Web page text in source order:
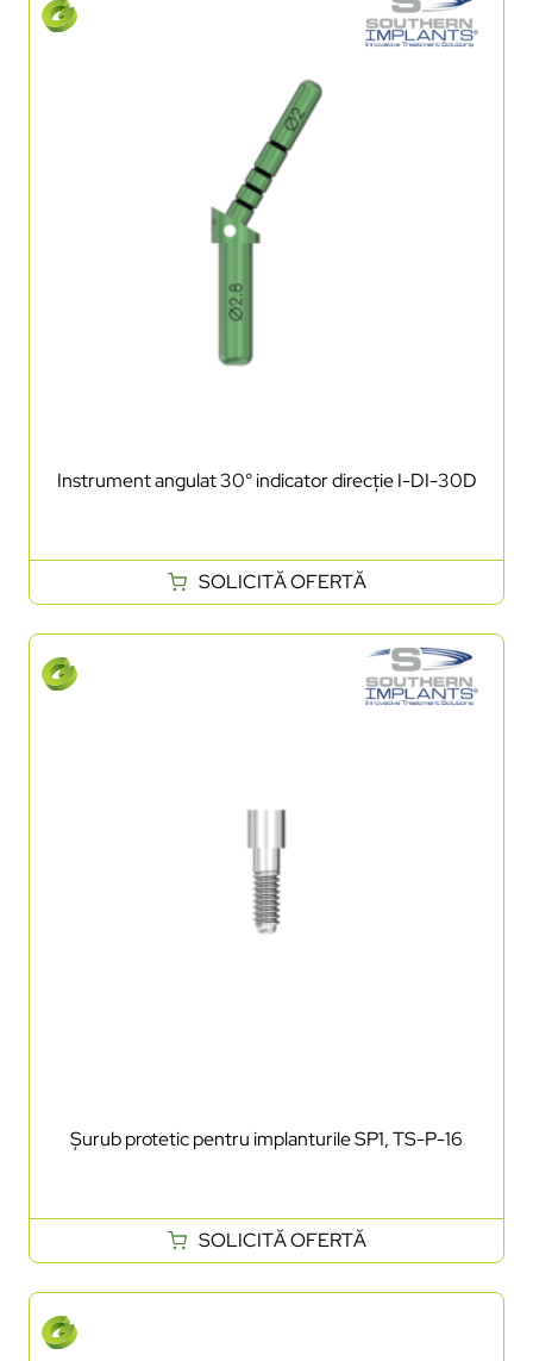
Instrument angulat 30° indicator direcție I-DI-30D
SOLICITĂ OFERTĂ
Șurub protetic pentru implanturile SP1, TS-P-16
SOLICITĂ OFERTĂ